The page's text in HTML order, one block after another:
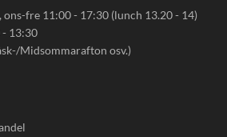
ons-fre 11:00 - 17:30 (lunch 13.20 - 14)
13:30
Midsommarafton osv.)